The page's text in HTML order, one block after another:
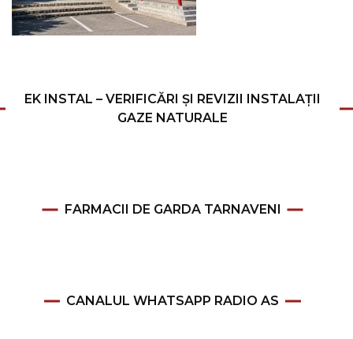
EK INSTAL – VERIFICĂRI ȘI REVIZII INSTALAȚII
GAZE NATURALE
FARMACII DE GARDA TARNAVENI
CANALUL WHATSAPP RADIO AS